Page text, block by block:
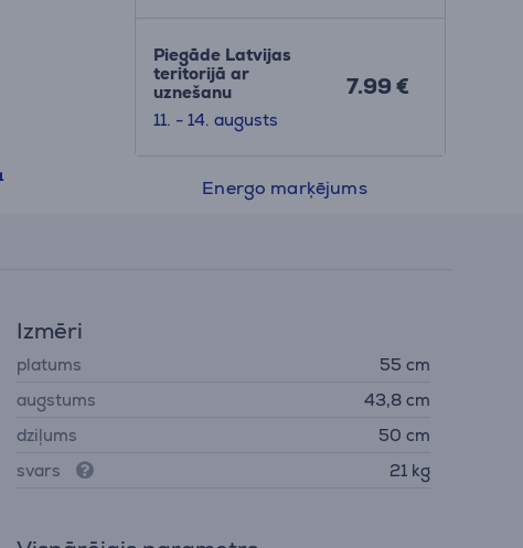
Piegāde Latvijas
teritorijā ar
uznešanu
11. - 14. augusts
7.99 €
Energo marķējums
Izmēri
platums
55 cm
augstums
43,8 cm
dziļums
50 cm
svars
21 kg